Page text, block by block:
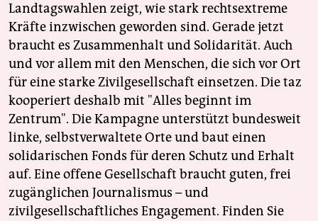
Landtagswahlen zeigt, wie stark rechtsextreme
Kräfte inzwischen geworden sind. Gerade jetzt
braucht es Zusammenhalt und Solidarität. Auch
und vor allem mit den Menschen, die sich vor Ort
für eine starke Zivilgesellschaft einsetzen. Die taz
kooperiert deshalb mit "Alles beginnt im
Zentrum". Die Kampagne unterstützt bundesweit
linke, selbstverwaltete Orte und baut einen
solidarischen Fonds für deren Schutz und Erhalt
auf. Eine offene Gesellschaft braucht guten, frei
zugänglichen Journalismus – und
zivilgesellschaftliches Engagement. Finden Sie